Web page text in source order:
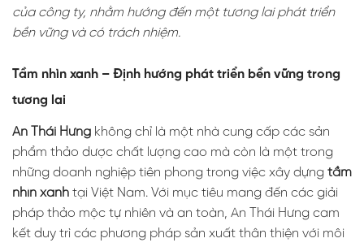
của công ty, nhằm hướng đến một tương lai phát triển
bền vững và có trách nhiệm.
Tầm nhìn xanh – Định hướng phát triển bền vững trong
tương lai
An Thái Hưng không chỉ là một nhà cung cấp các sản
phẩm thảo dược chất lượng cao mà còn là một trong
những doanh nghiệp tiên phong trong việc xây dựng tầm
nhìn xanh tại Việt Nam. Với mục tiêu mang đến các giải
pháp thảo mộc tự nhiên và an toàn, An Thái Hưng cam
kết duy trì các phương pháp sản xuất thân thiện với môi